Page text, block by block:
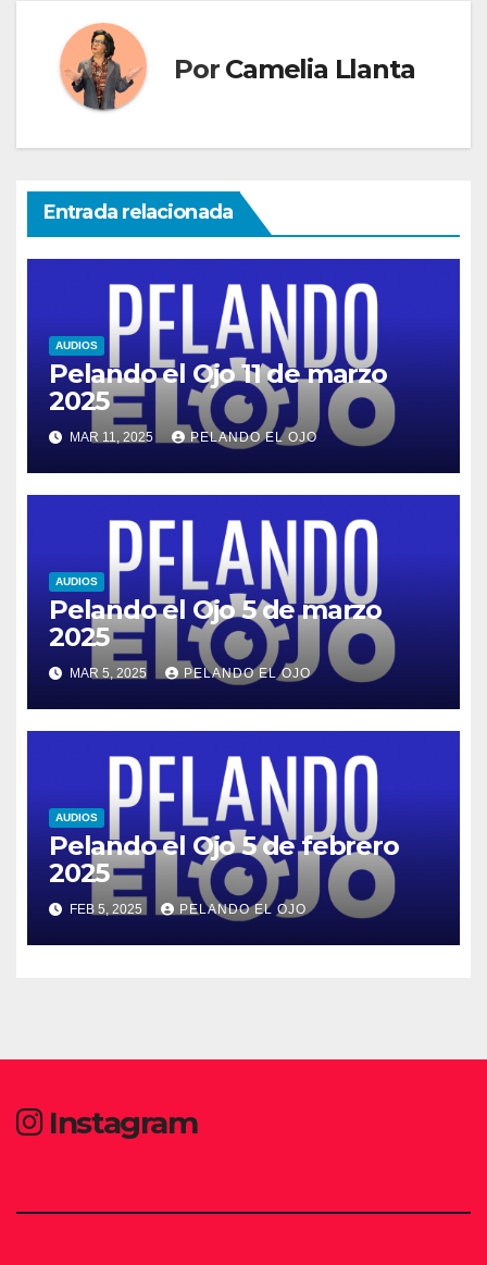
Por Camelia Llanta
Entrada relacionada
AUDIOS
Pelando el Ojo 11 de marzo
2025
MAR 11, 2025 PELANDO EL OJO
AUDIOS
Pelando el Ojo 5 de marzo
2025
MAR 5, 2025 PELANDO EL OJO
AUDIOS
Pelando el Ojo 5 de febrero
2025
FEB 5, 2025 PELANDO EL OJO
Instagram